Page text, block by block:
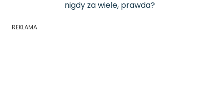
nigdy za wiele, prawda?
REKLAMA